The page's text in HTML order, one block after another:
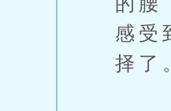
感受
择了